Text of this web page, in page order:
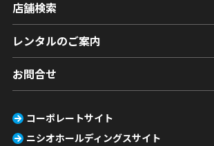
店舗検索
レンタルのご案内
お問合せ
コーポレートサイト
ニシオホールディングスサイト